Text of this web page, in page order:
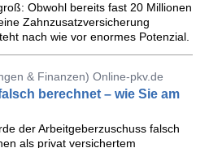
Obwohl bereits fast 20 Millionen
Zahnzusatzversicherung
nach wie vor enormes Potenzial.
& Finanzen) Online-pkv.de
berechnet – wie Sie am
der Arbeitgeberzuschuss falsch
als privat versichertem